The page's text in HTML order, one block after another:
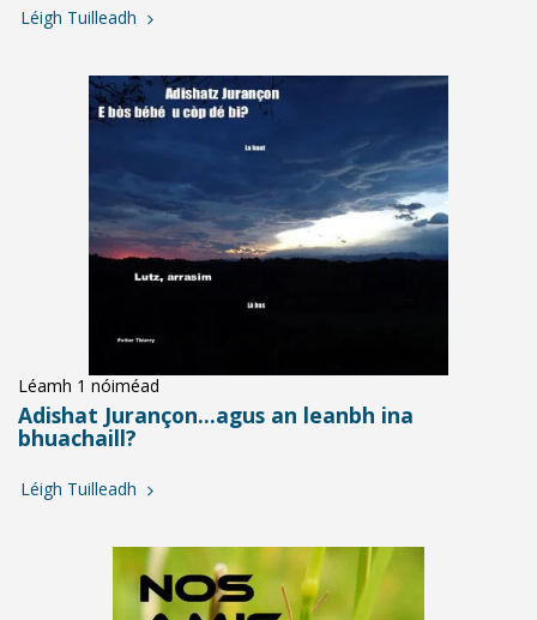
Léigh Tuilleadh
Léamh 1 nóiméad
Adishat Jurançon...agus an leanbh ina
bhuachaill?
Léigh Tuilleadh